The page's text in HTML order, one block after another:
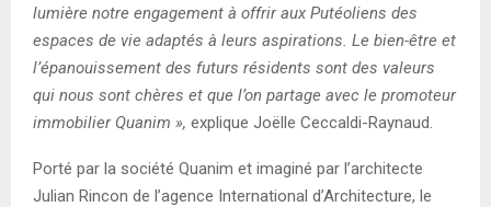
lumière notre engagement à offrir aux Putéoliens des
espaces de vie adaptés à leurs aspirations. Le bien-être et
l’épanouissement des futurs résidents sont des valeurs
qui nous sont chères et que l’on partage avec le promoteur
immobilier Quanim », explique Joëlle Ceccaldi-Raynaud.
Porté par la société Quanim et imaginé par l’architecte
Julian Rincon de l’agence International d’Architecture, le